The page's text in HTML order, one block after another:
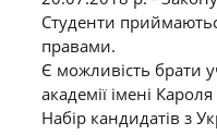
Студенти
правами.
Є можливість брати
академії імені
Набір кандидатів з